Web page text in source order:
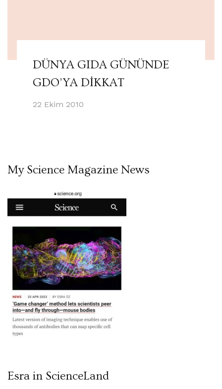
DÜNYA GIDA GÜNÜNDE
GDO’YA DİKKAT
22 Ekim 2010
My Science Magazine News
Esra in ScienceLand